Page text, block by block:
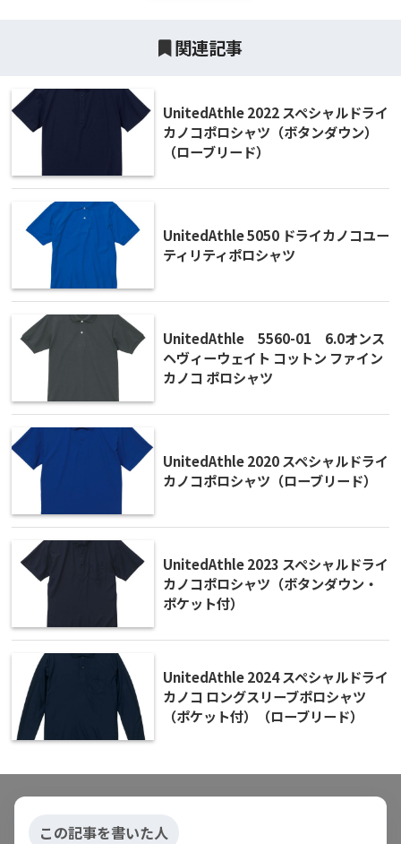
関連記事
UnitedAthle 2022 スペシャルドライ
カノコポロシャツ（ボタンダウン）
（ローブリード）
UnitedAthle 5050 ドライカノコユー
ティリティポロシャツ
UnitedAthle 5560-01 6.0オンス
ヘヴィーウェイト コットン ファイン
カノコ ポロシャツ
UnitedAthle 2020 スペシャルドライ
カノコポロシャツ（ローブリード）
UnitedAthle 2023 スペシャルドライ
カノコポロシャツ（ボタンダウン・
ポケット付）
UnitedAthle 2024 スペシャルドライ
カノコ ロングスリーブポロシャツ
（ポケット付）（ローブリード）
この記事を書いた人